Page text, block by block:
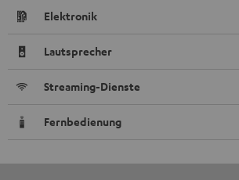
Elektronik
Lautsprecher
Streaming-Dienste
Fernbedienung